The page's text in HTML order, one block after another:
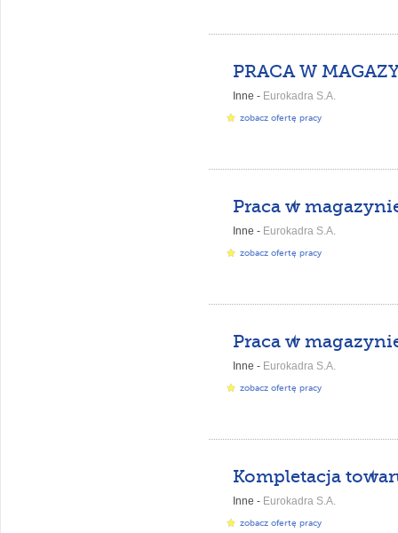
Inne - Eurokadra S.A.
zobacz ofertę pracy
Inne - Eurokadra S.A.
zobacz ofertę pracy
Inne - Eurokadra S.A.
zobacz ofertę pracy
Kompletacja
Inne - Eurokadra S.A.
zobacz ofertę pracy